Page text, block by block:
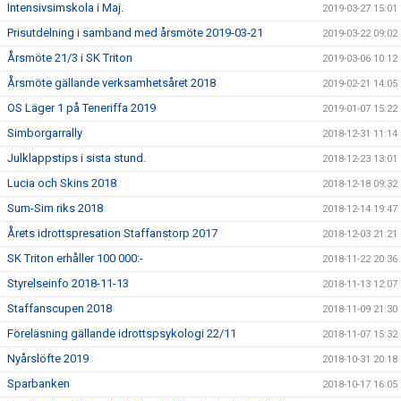
Intensivsimskola i Maj. 2019-03-27 15:01
Prisutdelning i samband med årsmöte 2019-03-21 2019-03-22 09:02
Årsmöte 21/3 i SK Triton 2019-03-06 10:12
Årsmöte gällande verksamhetsåret 2018 2019-02-21 14:05
OS Läger 1 på Teneriffa 2019 2019-01-07 15:22
Simborgarrally 2018-12-31 11:14
Julklappstips i sista stund. 2018-12-23 13:01
Lucia och Skins 2018 2018-12-18 09:32
Sum-Sim riks 2018 2018-12-14 19:47
Årets idrottspresation Staffanstorp 2017 2018-12-03 21:21
SK Triton erhåller 100 000:- 2018-11-22 20:36
Styrelseinfo 2018-11-13 2018-11-13 12:07
Staffanscupen 2018 2018-11-09 21:30
Föreläsning gällande idrottspsykologi 22/11 2018-11-07 15:32
Nyårslöfte 2019 2018-10-31 20:18
Sparbanken 2018-10-17 16:05